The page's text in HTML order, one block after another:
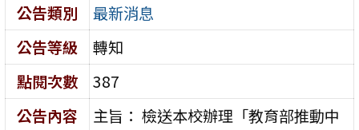
公告類別
最新消息
公告等級
轉知
點閱次數
387
公告內容
主旨： 檢送本校辦理「教育部推動中